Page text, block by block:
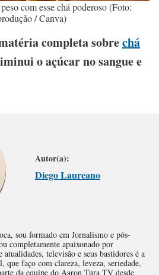
com esse chá poderoso (Foto:
/ Canva)
completa sobrechá
o açúcar no sangue e
Autor(a):
Diego Laureano
sou formado em Jornalismo e pós-
completamente apaixonado por
televisão e seus bastidores é a
que faço com clareza, leveza, seriedade,
da equipe do Aaron Tura TV desde